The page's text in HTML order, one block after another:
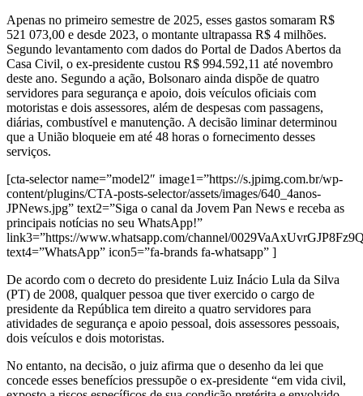
Apenas no primeiro semestre de 2025, esses gastos somaram R$
521 073,00 e desde 2023, o montante ultrapassa R$ 4 milhões.
Segundo levantamento com dados do Portal de Dados Abertos da
Casa Civil, o ex-presidente custou R$ 994.592,11 até novembro
deste ano. Segundo a ação, Bolsonaro ainda dispõe de quatro
servidores para segurança e apoio, dois veículos oficiais com
motoristas e dois assessores, além de despesas com passagens,
diárias, combustível e manutenção. A decisão liminar determinou
que a União bloqueie em até 48 horas o fornecimento desses
serviços.
[cta-selector name=”model2″ image1=”https://s.jpimg.com.br/wp-
content/plugins/CTA-posts-selector/assets/images/640_4anos-
JPNews.jpg” text2=”Siga o canal da Jovem Pan News e receba as
principais notícias no seu WhatsApp!”
link3=”https://www.whatsapp.com/channel/
text4=”WhatsApp” icon5=”fa-brands fa-whatsapp” ]
De acordo com o decreto do presidente Luiz Inácio Lula da Silva
(PT) de 2008, qualquer pessoa que tiver exercido o cargo de
presidente da República tem direito a quatro servidores para
atividades de segurança e apoio pessoal, dois assessores pessoais,
dois veículos e dois motoristas.
No entanto, na decisão, o juiz afirma que o desenho da lei que
concede esses benefícios pressupõe o ex-presidente “em vida civil,